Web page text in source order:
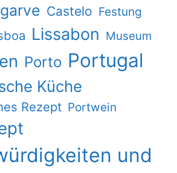
Castelo Festung
Lissabon Museum
Porto Portugal
Küche
Rezept Portwein
und